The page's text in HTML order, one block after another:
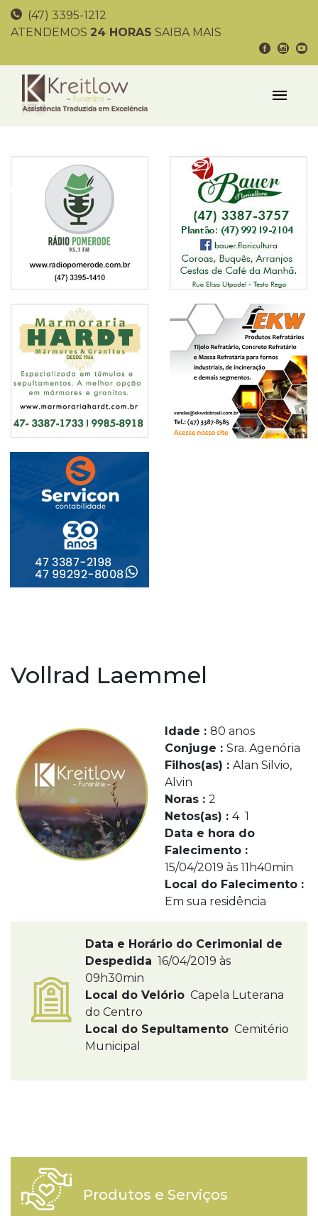
(47) 3395-1212
ATENDEMOS 24 HORAS SAIBA MAIS
Vollrad Laemmel
Idade : 80 anos
Conjuge : Sra. Agenória
Filhos(as) : Alan Silvio,
Alvin
Noras : 2
Netos(as) : 4 1
Data e hora do
Falecimento :
15/04/2019 às 11h40min
Local do Falecimento :
Em sua residência
Data e Horário do Cerimonial de
Despedida 16/04/2019 às
09h30min
Local do Velório Capela Luterana
do Centro
Local do Sepultamento Cemitério
Municipal
Produtos e Serviços